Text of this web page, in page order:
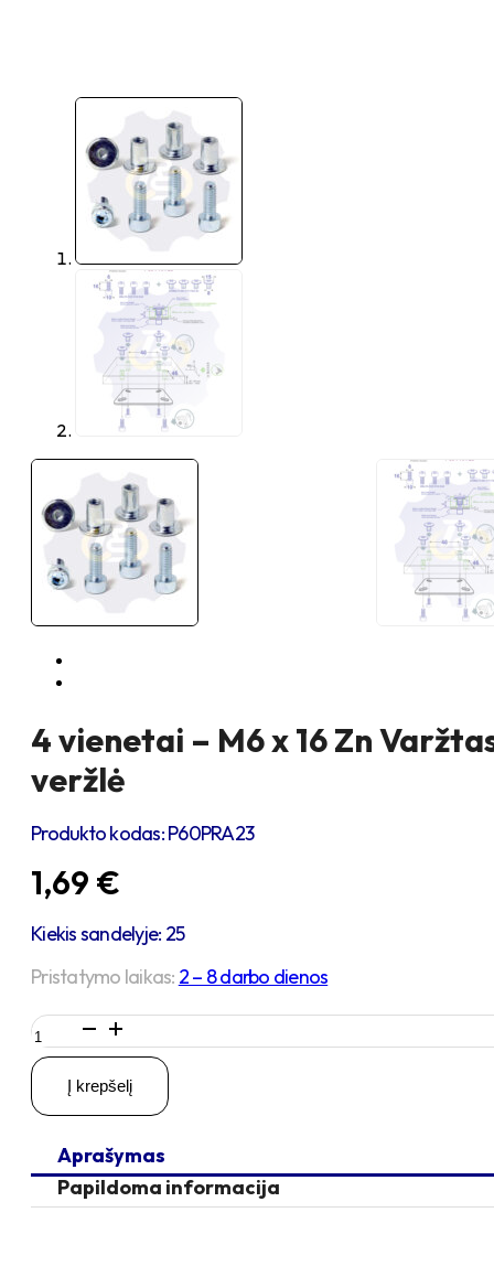
4 vienetai – M6 x 16 Zn
veržlė
Produkto kodas:P60PRA23
1,69 €
Kiekis sandelyje: 25
Pristatymo laikas: 2 – 8 darbo dienos
produkto
kiekis:
4
vienetai
–
16
Zn
Į krepšelį
Aprašymas
Papildoma informacija